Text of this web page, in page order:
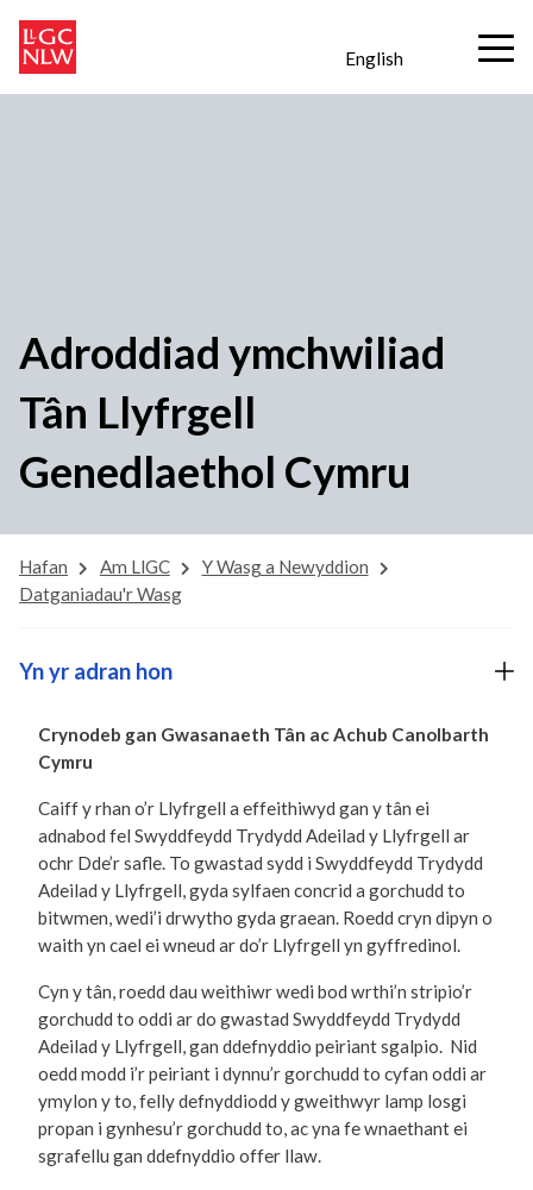
English
Adroddiad ymchwiliad
Tân Llyfrgell
Genedlaethol Cymru
Hafan Am LlGC
Y Wasg a Newyddion
Datganiadau'r Wasg
Crynodeb gan Gwasanaeth Tân ac Achub Canolbarth
Cymru
Caiff y rhan o’r Llyfrgell a effeithiwyd gan y tân ei
adnabod fel Swyddfeydd Trydydd Adeilad y Llyfrgell ar
ochr Dde’r safle. To gwastad sydd i Swyddfeydd Trydydd
Adeilad y Llyfrgell, gyda sylfaen concrid a gorchudd to
bitwmen, wedi’i drwytho gyda graean. Roedd cryn dipyn o
waith yn cael ei wneud ar do’r Llyfrgell yn gyffredinol.
Cyn y tân, roedd dau weithiwr wedi bod wrthi’n stripio’r
gorchudd to oddi ar do gwastad Swyddfeydd Trydydd
Adeilad y Llyfrgell, gan ddefnyddio peiriant sgalpio. Nid
oedd modd i’r peiriant i dynnu’r gorchudd to cyfan oddi ar
ymylon y to, felly defnyddiodd y gweithwyr lamp losgi
propan i gynhesu’r gorchudd to, ac yna fe wnaethant ei
sgrafellu gan ddefnyddio offer llaw.
Yn yr adran hon